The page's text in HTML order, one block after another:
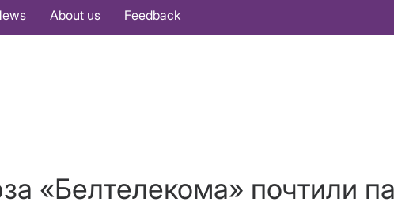
About us Feedback
«Белтелекома» почтили